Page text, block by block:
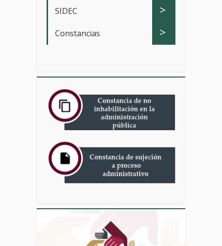
SIDEC >
Constancias >